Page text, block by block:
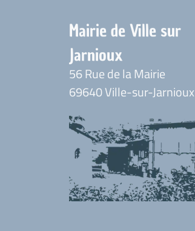
Mairie de Ville sur
Jarnioux
56 Rue de la Mairie
69640 Ville-sur-Jarnioux